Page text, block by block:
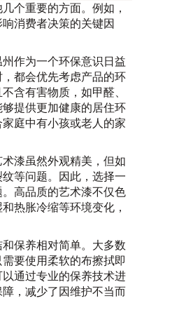
个重要的方面。例如，
消费者决策的关键因
作为一个环保意识日益
都会优先考虑产品的环
含有害物质，如甲醛、
提供更加健康的居住环
庭中有小孩或老人的家
漆虽然外观精美，但如
等问题。因此，选择一
高品质的艺术漆不仅色
热胀冷缩等环境变化，
保养相对简单。大多数
要使用柔软的布擦拭即
通过专业的保养技术进
，减少了因维护不当而